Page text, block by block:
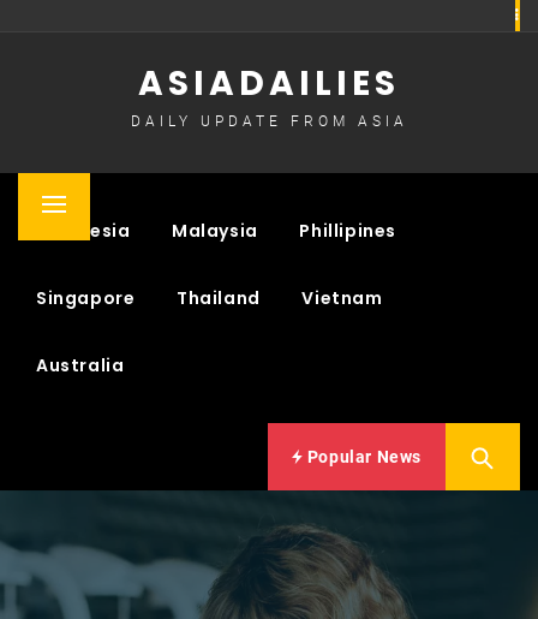
ASIADAILIES
DAILY UPDATE FROM ASIA
Primary
Indonesia Malaysia Phillipines
Singapore Thailand Vietnam
Australia
Popular News